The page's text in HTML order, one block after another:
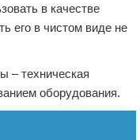
в качестве
его в чистом виде не
– техническая
оборудования.